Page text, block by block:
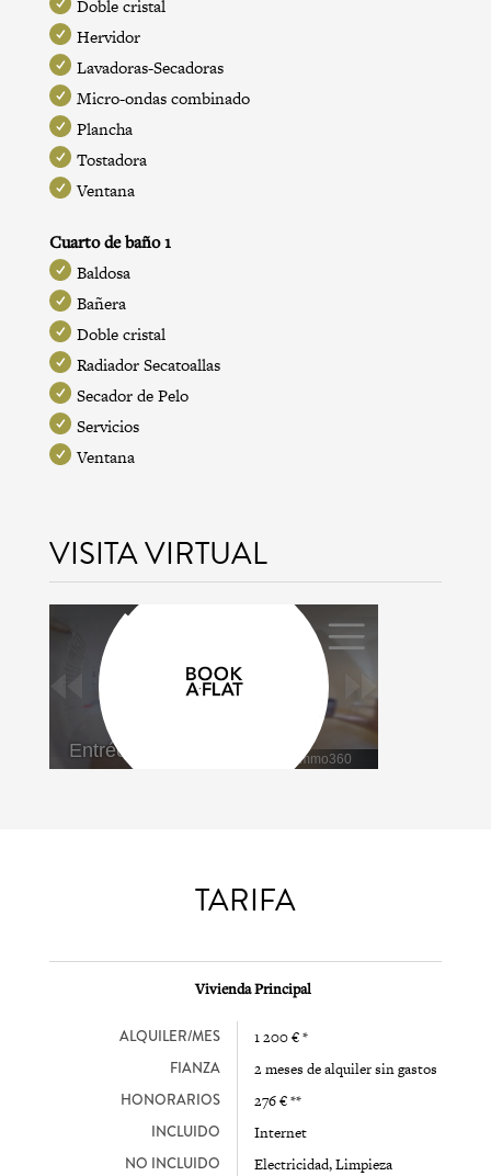
Doble cristal
Hervidor
Lavadoras-Secadoras
Micro-ondas combinado
Plancha
Tostadora
Ventana
Cuarto de baño 1
Baldosa
Bañera
Doble cristal
Radiador Secatoallas
Secador de Pelo
Servicios
Ventana
VISITA VIRTUAL
TARIFA
Vivienda Principal
ALQUILER/MES 1 200 € *
FIANZA 2 meses de alquiler sin gastos
HONORARIOS 276 € **
INCLUIDO Internet
NO INCLUIDO Electricidad, Limpieza